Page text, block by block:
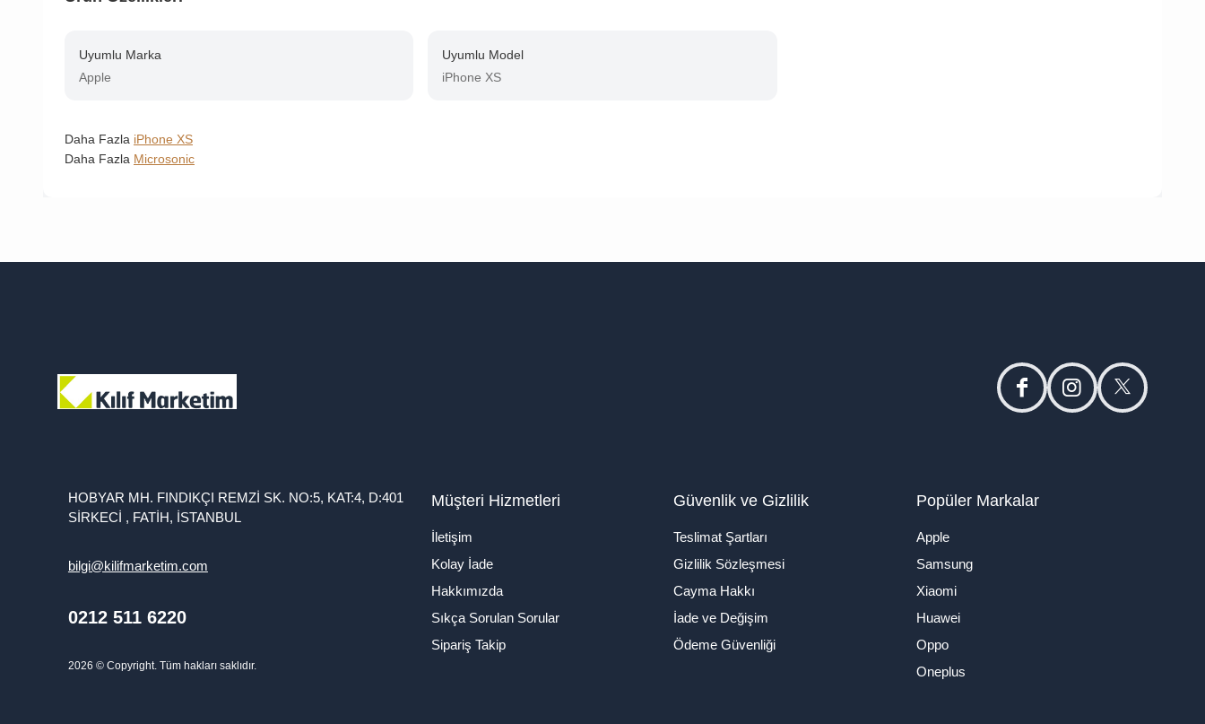
Uyumlu Marka
Apple
Uyumlu Model
iPhone XS
Daha Fazla iPhone XS
Daha Fazla Microsonic
facebookinstagramtwitter
HOBYAR MH. FINDIKÇI REMZİ SK. NO:5, KAT:4, D:401
SİRKECİ , FATİH, İSTANBUL
bilgi@kilifmarketim.com
0212 511 6220
2026 © Copyright. Tüm hakları saklıdır.
Müşteri Hizmetleri
İletişim
Kolay İade
Hakkımızda
Sıkça Sorulan Sorular
Sipariş Takip
Güvenlik ve Gizlilik
Teslimat Şartları
Gizlilik Sözleşmesi
Cayma Hakkı
İade ve Değişim
Ödeme Güvenliği
Popüler Markalar
Apple
Samsung
Xiaomi
Huawei
Oppo
Oneplus